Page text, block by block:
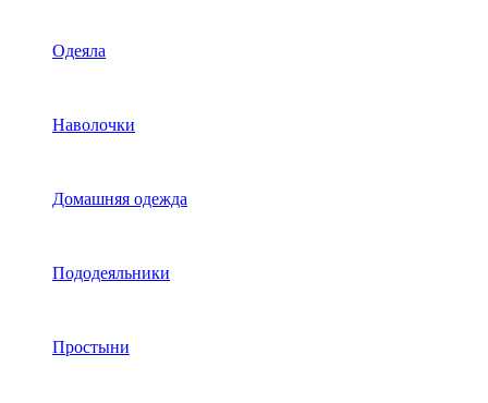
Одеяла
Наволочки
Домашняя одежда
Пододеяльники
Простыни